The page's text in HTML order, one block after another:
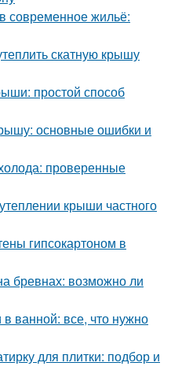
современное жильё:
скатную крышу
простой способ
основные ошибки и
проверенные
крыши частного
гипсокартоном в
бревнах: возможно ли
ванной: все, что нужно
для плитки: подбор и